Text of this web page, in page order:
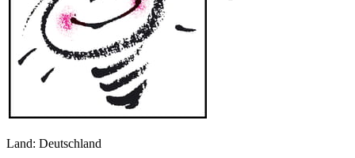
Land: Deutschland